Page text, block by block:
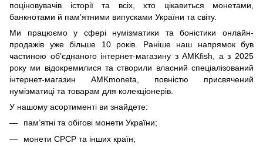
поціновувачів історії та всіх, хто цікавиться монетами,
банкнотами й пам’ятними випусками України та світу.
Ми працюємо у сфері нумізматики та боністики онлайн-
продажів уже більше 10 років. Раніше наш напрямок був
частиною об’єднаного інтернет-магазину з AMKfish, а з 2025
року ми відокремилися та створили власний спеціалізований
інтернет-магазин AMKmoneta, повністю присвячений
нумізматиці та товарам для колекціонерів.
У нашому асортименті ви знайдете:
пам’ятні та обігові монети України;
монети СРСР та інших країн;